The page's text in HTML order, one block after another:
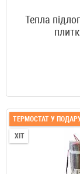
Тепла
ТЕРМОСТАТ У
ХІТ